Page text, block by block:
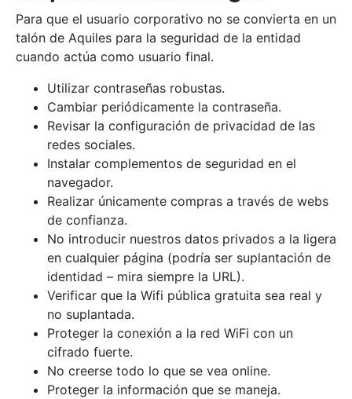
Para que el usuario corporativo no se convierta en un
talón de Aquiles para la seguridad de la entidad
cuando actúa como usuario final.
Utilizar contraseñas robustas.
Cambiar periódicamente la contraseña.
Revisar la configuración de privacidad de las
redes sociales.
Instalar complementos de seguridad en el
navegador.
Realizar únicamente compras a través de webs
de confianza.
No introducir nuestros datos privados a la ligera
en cualquier página (podría ser suplantación de
identidad – mira siempre la URL).
Verificar que la Wifi pública gratuita sea real y
no suplantada.
Proteger la conexión a la red WiFi con un
cifrado fuerte.
No creerse todo lo que se vea online.
Proteger la información que se maneja.